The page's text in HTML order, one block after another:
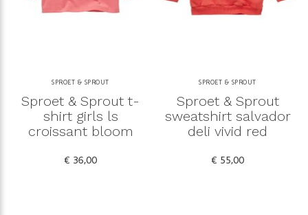
SPROET & SPROUT
Sproet & Sprout t-
shirt girls ls
croissant bloom
€ 36,00
SPROET & SPROUT
Sproet & Sprout
sweatshirt salvador
deli vivid red
€ 55,00